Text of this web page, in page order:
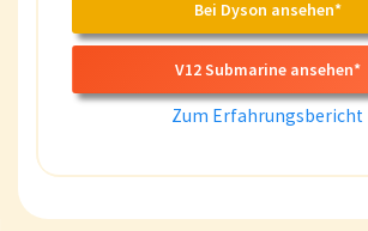
Bei Dyson ansehen*
V12 Submarine ansehen*
Zum Erfahrungsbericht